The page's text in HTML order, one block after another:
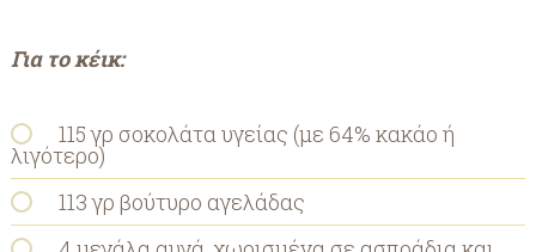
Για το κέικ:
115 γρ σοκολάτα υγείας (με 64% κακάο ή
λιγότερο)
113 γρ βούτυρο αγελάδας